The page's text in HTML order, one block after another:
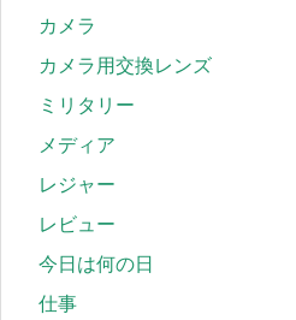
カメラ
カメラ用交換レンズ
ミリタリー
メディア
レジャー
レビュー
今日は何の日
仕事